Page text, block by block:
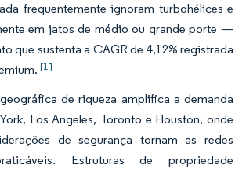
frequentemente ignoram turbohélices e
em jatos de médio ou grande porte —
que sustenta a CAGR de 4,12% registrada
[1]
de riqueza amplifica a demanda
Los Angeles, Toronto e Houston, onde
de segurança tornam as redes
Estruturas de propriedade